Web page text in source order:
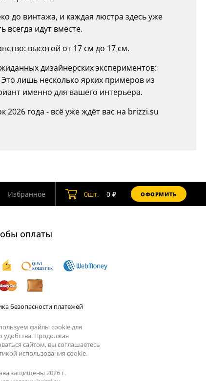
до винтажа, и каждая люстра здесь уже
всегда идут вместе.
высотой от 17 см до 17 см.
дизайнерских экспериментов:
лишь несколько ярких примеров из
именно для вашего интерьера.
года - всё уже ждёт вас на brizzi.su
Избранное 0шт. 0₽ ОФОРМИТЬ
оплаты
безопасности платежей
файлы cookie для
удобства. Продолжая
сайтом, вы соглашаетесь
использования cookie.
защищены 2026 г.